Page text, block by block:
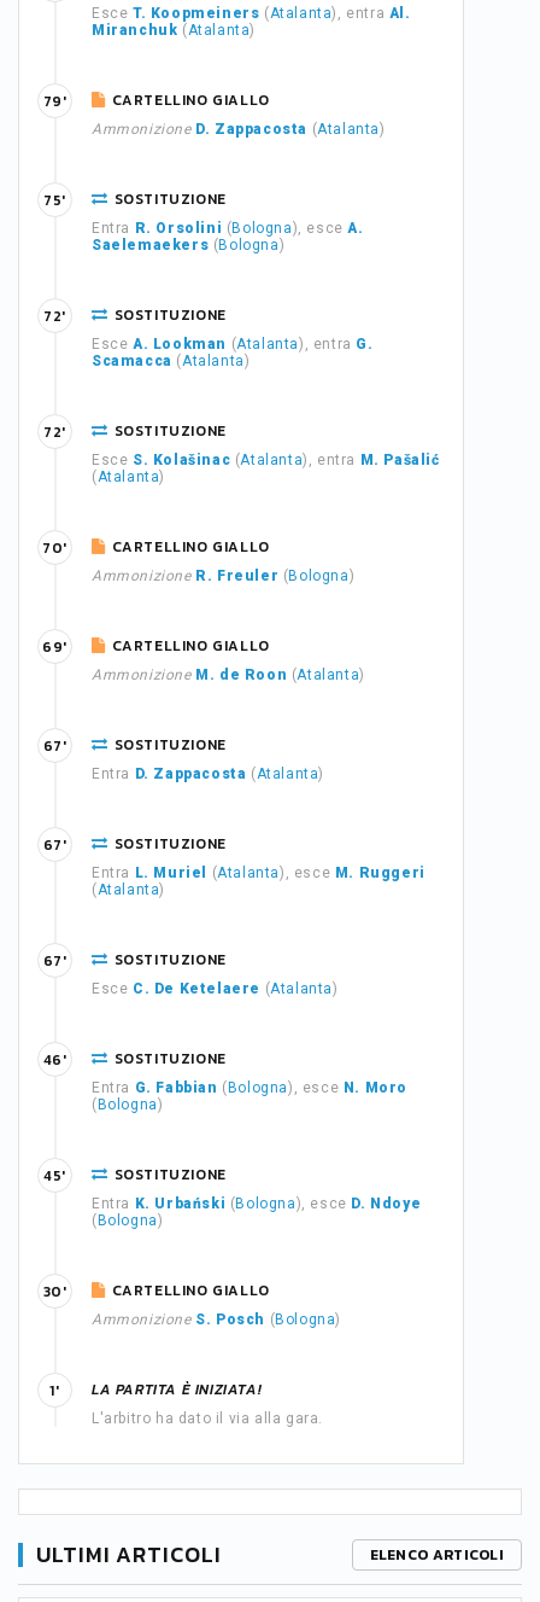
Esce T. Koopmeiners (Atalanta), entra Al.
Miranchuk (Atalanta)
CARTELLINO GIALLO
Ammonizione D. Zappacosta (Atalanta)
79'
SOSTITUZIONE
Entra R. Orsolini ( Bologna), esceA.
Saelemaekers ( Bologna)
75'
SOSTITUZIONE
Esce A. Lookman (Atalanta), entra G.
Scamacca (Atalanta)
72'
SOSTITUZIONE
Esce S. Kolašinac (Atalanta), entra
M. Pašalić
(Atalanta)
72'
CARTELLINO GIALLO
Ammonizione R. Freuler ( Bologna)
70'
CARTELLINO GIALLO
Ammonizione M. de Roon (Atalanta)
69'
SOSTITUZIONE
Entra D. Zappacosta (Atalanta)
67'
SOSTITUZIONE
Entra L. Muriel (Atalanta), esce M. Ruggeri
(Atalanta)
67'
SOSTITUZIONE
Esce C. De Ketelaere (Atalanta)
67'
SOSTITUZIONE
Entra G. Fabbian ( Bologna), esce N. Moro
( Bologna)
46'
SOSTITUZIONE
Entra K. Urbański ( Bologna), esce D. Ndoye
( Bologna)
45'
CARTELLINO GIALLO
Ammonizione S. Posch ( Bologna)
30'
LA PARTITA È INIZIATA!
L'arbitro ha dato il via alla gara.
1'
ULTIMI ARTICOLI ELENCO ARTICOLI